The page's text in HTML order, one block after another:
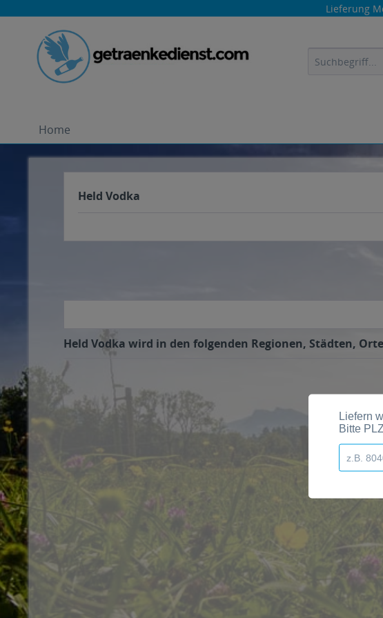
Lieferung
Home
Held Vodka
Held Vodka wird in den folgenden Regionen, Städten,